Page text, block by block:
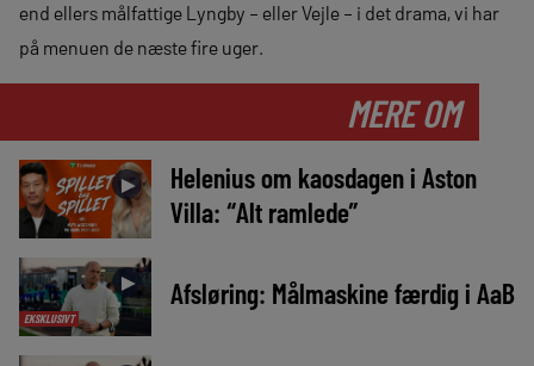
end ellers målfattige Lyngby – eller Vejle – i det drama, vi har
på menuen de næste fire uger.
MERE OM
►
Helenius om kaosdagen i Aston
Villa: “Alt ramlede”
EKSKLUSIVT
► Afsløring: Målmaskine færdig i AaB